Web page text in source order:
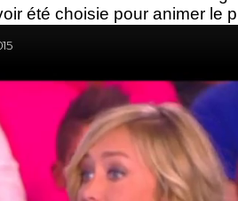
été choisie pour animer le